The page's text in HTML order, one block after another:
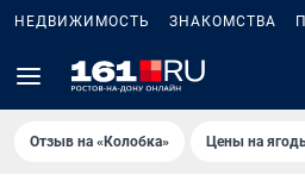
НЕДВИЖИМОСТЬ ЗНАКОМСТВА
Отзыв на «Колобка» Цены на